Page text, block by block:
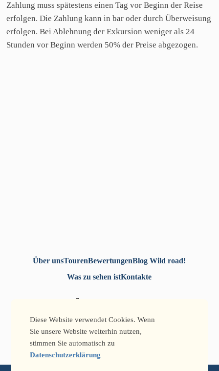
Zahlung muss spätestens einen Tag vor Beginn der Reise
erfolgen. Die Zahlung kann in bar oder durch Überweisung
erfolgen. Bei Ablehnung der Exkursion weniger als 24
Stunden vor Beginn werden 50% der Preise abgezogen.
Über unsTourenBewertungenBlog Wild road!
Was zu sehen istKontakte
Diese Website verwendet Cookies. Wenn
Sie unsere Website weiterhin nutzen,
stimmen Sie automatisch zu
Datenschutzerklärung